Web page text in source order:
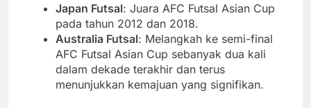
Japan Futsal: Juara AFC Futsal Asian Cup
pada tahun 2012 dan 2018.
Australia Futsal: Melangkah ke semi-final
AFC Futsal Asian Cup sebanyak dua kali
dalam dekade terakhir dan terus
menunjukkan kemajuan yang signifikan.